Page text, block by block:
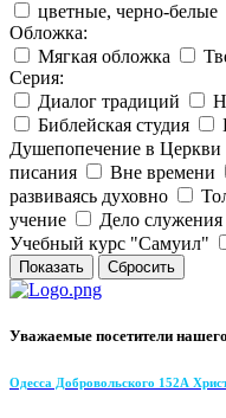
цветные, черно-белые
Обложка:
Мягкая обложка
Серия:
Диалог традиций
Библейская студия
Душепопечение в Церкви
писания
Вне времени
развиваясь духовно
учение
Дело служения
Учебный курс "Самуил"
Уважаемые посетители
Одесса Добровольского 152А